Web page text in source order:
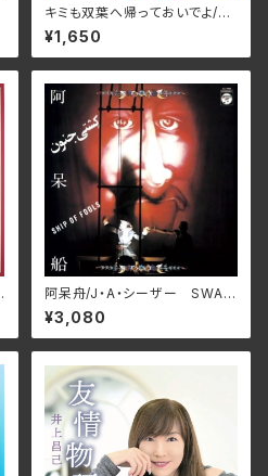
キミも双葉へ帰っておいでよ/た
かはしごう APM-0001(仕様:
CD)
¥1,650
阿呆舟/J・A・シーザー SWAX
-89C(仕様:CD)
¥3,080